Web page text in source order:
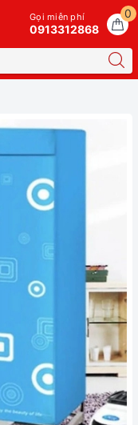
0
Gọi miễn phí
0913312868